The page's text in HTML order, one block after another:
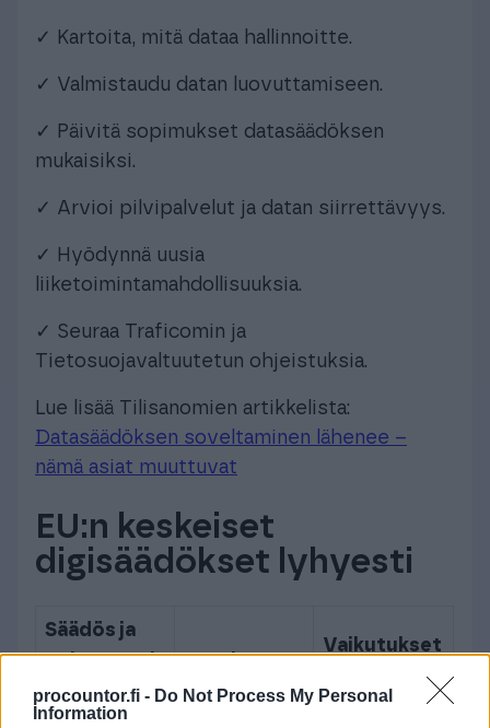
procountor.fi - Do Not Process My Personal
Information
✓ Kartoita, mitä dataa hallinnoitte.
✓ Valmistaudu datan luovuttamiseen.
✓ Päivitä sopimukset datasäädöksen
mukaisiksi.
✓ Arvioi pilvipalvelut ja datan siirrettävyys.
✓ Hyödynnä uusia
liiketoimintamahdollisuuksia.
✓ Seuraa Traficomin ja
Tietosuojavaltuutetun ohjeistuksia.
Lue lisää Tilisanomien artikkelista:
Datasäädöksen soveltaminen lähenee –
nämä asiat muuttuvat
EU:n keskeiset
digisäädökset lyhyesti
Säädös ja
voimaantul
oaika
Tavoite
Vaikutukset